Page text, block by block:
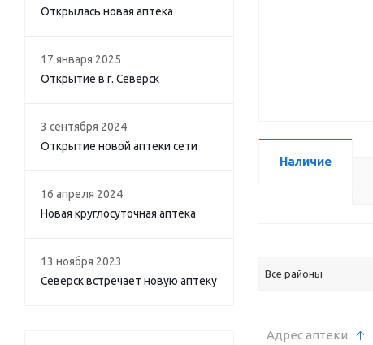
Наличие
Все районы
Адрес аптеки
Открылась новая аптека
17 января 2025
Открытие в г. Северск
3 сентября 2024
Открытие новой аптеки сети
16 апреля 2024
Новая круглосуточная аптека
13 ноября 2023
Северск встречает новую аптеку